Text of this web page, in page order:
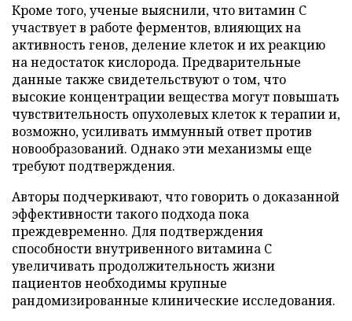
Кроме того, ученые выяснили, что витамин C
участвует в работе ферментов, влияющих на
активность генов, деление клеток и их реакцию
на недостаток кислорода. Предварительные
данные также свидетельствуют о том, что
высокие концентрации вещества могут повышать
чувствительность опухолевых клеток к терапии и,
возможно, усиливать иммунный ответ против
новообразований. Однако эти механизмы еще
требуют подтверждения.
Авторы подчеркивают, что говорить о доказанной
эффективности такого подхода пока
преждевременно. Для подтверждения
способности внутривенного витамина C
увеличивать продолжительность жизни
пациентов необходимы крупные
рандомизированные клинические исследования.